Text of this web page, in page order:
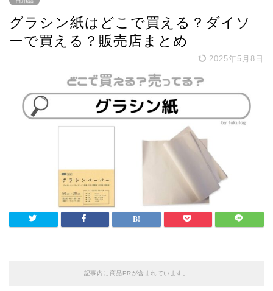
グラシン紙はどこで買える？ダイソ
ーで買える？販売店まとめ
2025年5月8日
記事内に商品PRが含まれています。